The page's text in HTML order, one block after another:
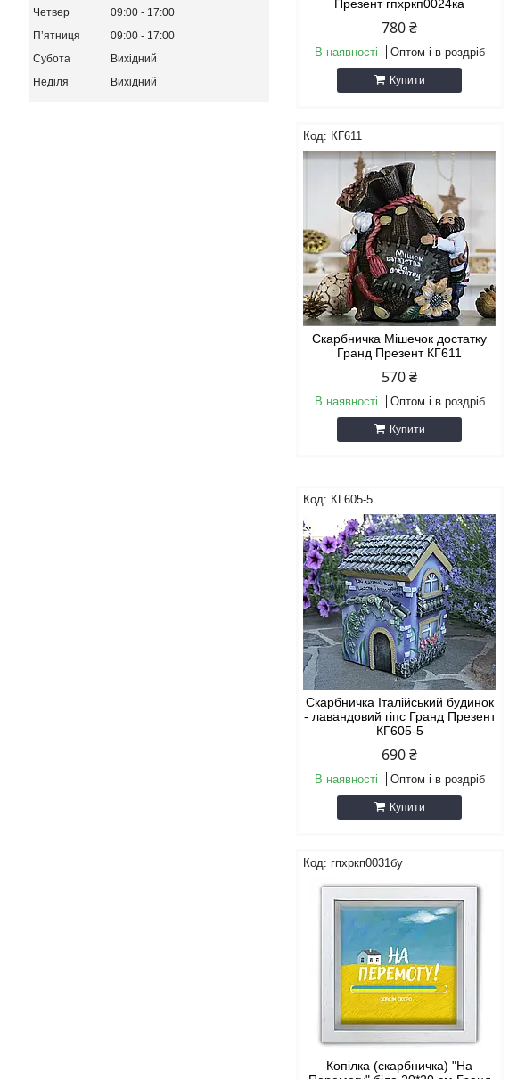
Презент гпхркп0024ка
780 ₴
В наявності Оптом і в роздріб
Купити
КГ611
Скарбничка Мішечок достатку
Гранд Презент КГ611
570 ₴
В наявності Оптом і в роздріб
Купити
КГ605-5
Скарбничка Італійський будинок
- лавандовий гіпс Гранд Презент
КГ605-5
690 ₴
В наявності Оптом і в роздріб
Купити
гпхркп0031бу
Копілка (скарбничка) "На
Четвер
09:00
17:00
Пʼятниця
09:00
17:00
Субота
Вихідний
Неділя
Вихідний